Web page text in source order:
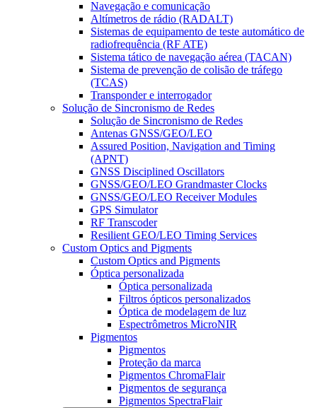
Navegação e comunicação
Altímetros de rádio (RADALT)
Sistemas de equipamento de teste automático de
radiofrequência (RF ATE)
Sistema tático de navegação aérea (TACAN)
Sistema de prevenção de colisão de tráfego
(TCAS)
Transponder e interrogador
Solução de Sincronismo de Redes
Solução de Sincronismo de Redes
Antenas GNSS/GEO/LEO
Assured Position, Navigation and Timing
(APNT)
GNSS Disciplined Oscillators
GNSS/GEO/LEO Grandmaster Clocks
GNSS/GEO/LEO Receiver Modules
GPS Simulator
RF Transcoder
Resilient GEO/LEO Timing Services
Custom Optics and Pigments
Custom Optics and Pigments
Óptica personalizada
Óptica personalizada
Filtros ópticos personalizados
Óptica de modelagem de luz
Espectrômetros MicroNIR
Pigmentos
Pigmentos
Proteção da marca
Pigmentos ChromaFlair
Pigmentos de segurança
Pigmentos SpectraFlair